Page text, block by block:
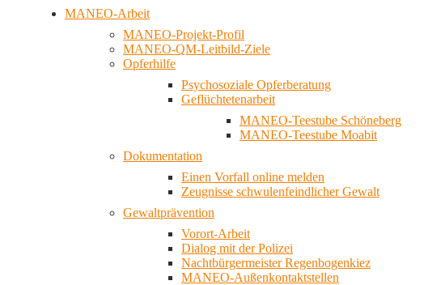
MANEO-Arbeit
MANEO-Projekt-Profil
MANEO-QM-Leitbild-Ziele
Opferhilfe
Psychosoziale Opferberatung
Geflüchtetenarbeit
MANEO-Teestube Schöneberg
MANEO-Teestube Moabit
Dokumentation
Einen Vorfall online melden
Zeugnisse schwulenfeindlicher Gewalt
Gewaltprävention
Vorort-Arbeit
Dialog mit der Polizei
Nachtbürgermeister Regenbogenkiez
MANEO-Außenkontaktstellen